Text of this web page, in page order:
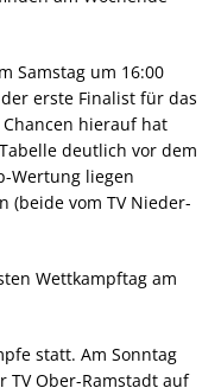
Samstag um 16:00
erste Finalist für das
hierauf hat
deutlich vor dem
Wertung liegen
(beide vom TV Nieder-
Wettkampftag am
statt. Am Sonntag
TV Ober-Ramstadt auf